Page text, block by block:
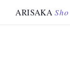
ARISAKASho